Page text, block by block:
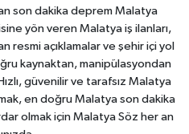
son dakika deprem Malatya
yön veren Malatya iş ilanları,
resmi açıklamalar ve şehir içi yol
kaynaktan, manipülasyondan
güvenilir ve tarafsız Malatya
en doğru Malatya son dakika
olmak için Malatya Söz her an